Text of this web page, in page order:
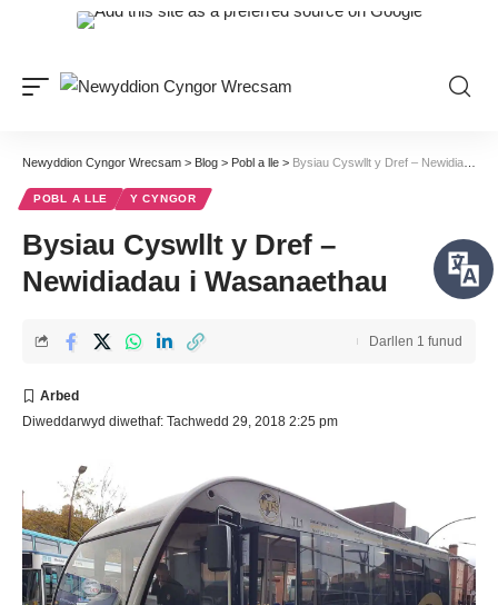
Newyddion Cyngor Wrecsam > Blog > Pobl a lle > Bysiau Cyswllt y Dref – Newidiadau i Wasanaethau
POBL A LLE Y CYNGOR
Bysiau Cyswllt y Dref –
Newidiadau i Wasanaethau
Diweddarwyd diwethaf: Tachwedd 29, 2018 2:25 pm
Darllen 1 funud